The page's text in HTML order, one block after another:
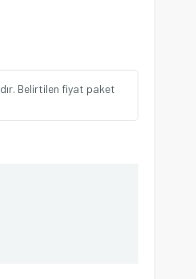
Belirtilen fiyat paket